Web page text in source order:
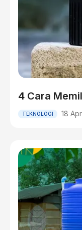
4 Cara
TEKNOLOGI 18